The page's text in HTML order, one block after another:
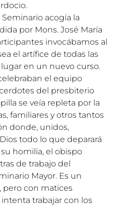
acogía la
por Mons. José María
invocábamos al
el artífice de todas las
en un nuevo curso.
el equipo
del presbiterio
se veía repleta por la
familiares y otros tantos
donde, unidos,
todo lo que deparará
homilía, el obispo
de trabajo del
Mayor. Es un
pero con matices
trabajar con los